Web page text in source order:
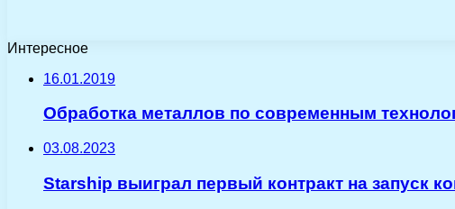
Интересное
16.01.2019
Обработка металлов по современным
03.08.2023
Starship выиграл первый контракт на запуск